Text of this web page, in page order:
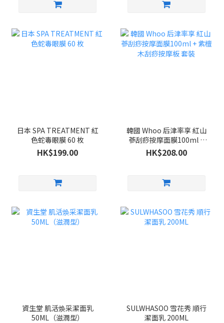
日本 SPA TREATMENT 紅
色蛇毒眼膜 60 枚
HK$199.00
韓國 Whoo 后津率享 紅山
蔘刮痧按摩面膜100ml +
紫檀木刮痧按摩板 套裝
HK$208.00
資生堂 肌活焕采潔面乳
50ML（滋潤型）
SULWHASOO 雪花秀 順行
潔面乳 200ML